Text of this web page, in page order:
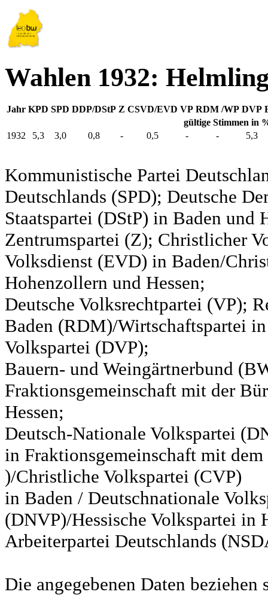
Wahlen 1932:
Jahr KPD SPD DDP/DStP Z CSVD/EVD VP RDM /WP DVP
gültige Stimmen in
1932
5,3 3,0 0,8 - 0,5 - - 5,3
Kommunistische Partei
Deutschlands (SPD); Deutsche
Staatspartei (DStP) in Baden und
Zentrumspartei (Z); Christlicher
Volksdienst (EVD) in Baden/
Hohenzollern und Hessen;
Deutsche Volksrechtpartei (VP);
Baden (RDM)/Wirtschaftspartei
Volkspartei (DVP);
Bauern- und Weingärtnerbund
Fraktionsgemeinschaft mit der
Hessen;
Deutsch-Nationale Volkspartei
in Fraktionsgemeinschaft mit
)/Christliche Volkspartei (CVP)
in Baden / Deutschnationale
(DNVP)/Hessische Volkspartei in
Arbeiterpartei Deutschlands
Die angegebenen Daten